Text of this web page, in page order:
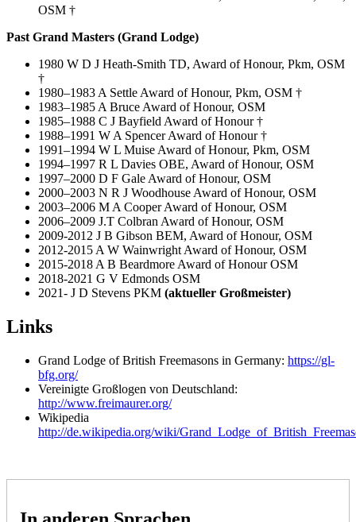
OSM †
Past Grand Masters (Grand Lodge)
1980 W D J Heath-Smith TD, Award of Honour, Pkm, OSM
†
1980–1983 A Settle Award of Honour, Pkm, OSM †
1983–1985 A Bruce Award of Honour, OSM
1985–1988 C J Bayfield Award of Honour †
1988–1991 W A Spencer Award of Honour †
1991–1994 W L Muise Award of Honour, Pkm, OSM
1994–1997 R L Davies OBE, Award of Honour, OSM
1997–2000 D F Gale Award of Honour, OSM
2000–2003 N R J Woodhouse Award of Honour, OSM
2003–2006 M A Cooper Award of Honour, OSM
2006–2009 J.T Colbran Award of Honour, OSM
2009-2012 J B Gibson BEM, Award of Honour, OSM
2012-2015 A W Wainwright Award of Honour, OSM
2015-2018 A B Beardmore Award of Honour OSM
2018-2021 G V Edmonds OSM
2021- J D Stevens PKM (aktueller Großmeister)
Links
Grand Lodge of British Freemasons in Germany: https://gl-
bfg.org/
Vereinigte Großlogen von Deutschland:
http://www.freimaurer.org/
Wikipedia
http://de.wikipedia.org/wiki/